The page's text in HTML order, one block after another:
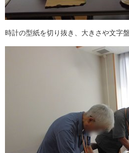
時計の型紙を切り抜き、大きさや文字